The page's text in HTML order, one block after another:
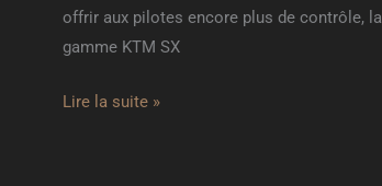
offrir aux pilotes encore plus de contrôle, la
gamme KTM SX
Lire la suite »